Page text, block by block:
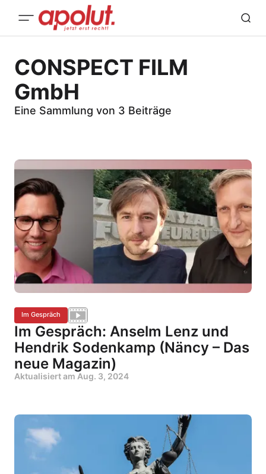
CONSPECT FILM
GmbH
Eine Sammlung von 3 Beiträge
Im Gespräch
Im Gespräch: Anselm Lenz und
Hendrik Sodenkamp (Näncy – Das
neue Magazin)
Aktualisiert am Aug. 3, 2024